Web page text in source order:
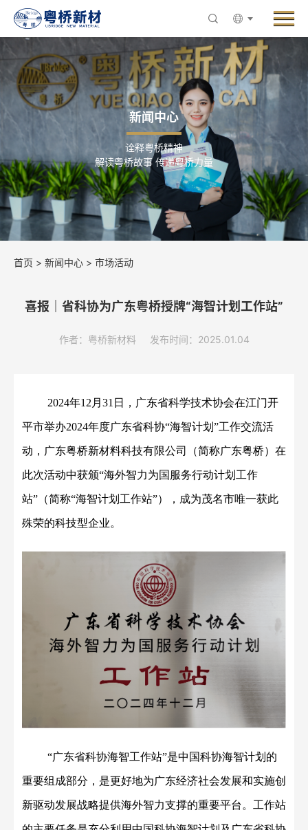
走进粤桥
产品与业务
创新与研发
新闻中心
ESG与可持续发展
人力资源
联系粤桥
新闻中心
诠释粤桥精神
解读粤桥故事 传递粤桥力量
首页 > 新闻中心 > 市场活动
喜报｜省科协为广东粤桥授牌“海智计划工作站”
作者：粤桥新材料 发布时间：2025.01.04
2024年12月31日 ，广东省科学技术协会在江门开
平市举办2024年度广东省科协“海智计划”工作交流活
动， 广东粤桥新材料科技有限公司 （简称广东粤桥） 在
此次活动中获颁“海外智力为国服务行动计划工作
站”（简称“海智计划工作站”） ，成为茂名市唯一获此
殊荣的科技型企业。
“广东省科协海智工作站”是中国科协海智计划的
重要组成部分，是更好地为广东经济社会发展和实施创
新驱动发展战略提供海外智力支撑的重要平台。工作站